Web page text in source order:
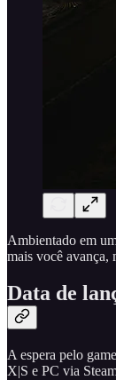
Ambientado em
mais você avança,
Data de
A espera pelo
X|S e PC via